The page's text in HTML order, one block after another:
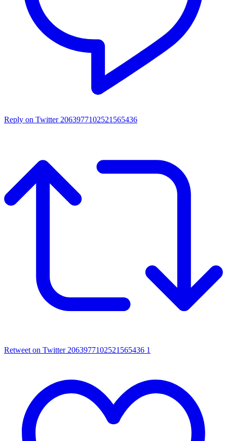
Reply on Twitter 2063977102521565436
Retweet on Twitter 2063977102521565436 1